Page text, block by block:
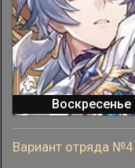
Воскресенье
Вариант отряда №4